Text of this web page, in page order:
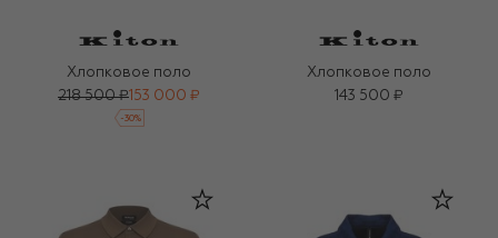
Хлопковое поло
218 500 ₽ 153 000 ₽
-30%
Хлопковое поло
143 500 ₽